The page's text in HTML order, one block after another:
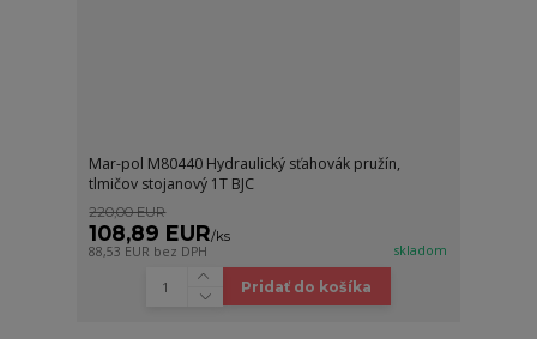
Mar-pol M80440 Hydraulický sťahovák pružín,
tlmičov stojanový 1T BJC
220,00 EUR
108,89 EUR/ks
88,53 EUR bez DPH skladom
Pridať do košíka